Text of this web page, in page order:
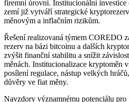
firemní úrovni. Institucionální investice
zemí již vytváří strategické
měnovým a inflačním rizikům.
Řešení realizovaná týmem COREDO
rezerv na bázi bitcoinu a dalších
zvýšit finanční stabilitu a snížit
měnách. Institucionalizace kryptoměn
posílení regulace, nástup velkých
důvěry ve fiat měny.
Navzdory významnému potenciálu